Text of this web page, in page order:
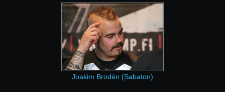
Joakim Brodén (Sabaton)